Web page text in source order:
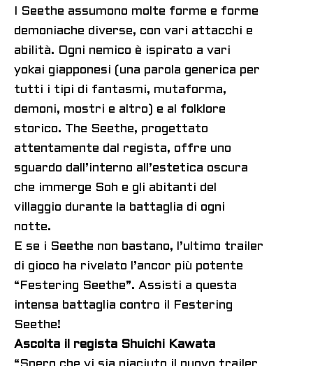
I Seethe assumono molte forme e forme
demoniache diverse, con vari attacchi e
abilità. Ogni nemico è ispirato a vari
yokai giapponesi (una parola generica per
tutti i tipi di fantasmi, mutaforma,
demoni, mostri e altro) e al folklore
storico. The Seethe, progettato
attentamente dal regista, offre uno
sguardo dall’interno all’estetica oscura
che immerge Soh e gli abitanti del
villaggio durante la battaglia di ogni
notte.
E se i Seethe non bastano, l’ultimo trailer
di gioco ha rivelato l’ancor più potente
“Festering Seethe”. Assisti a questa
intensa battaglia contro il Festering
Seethe!
Ascolta il regista Shuichi Kawata